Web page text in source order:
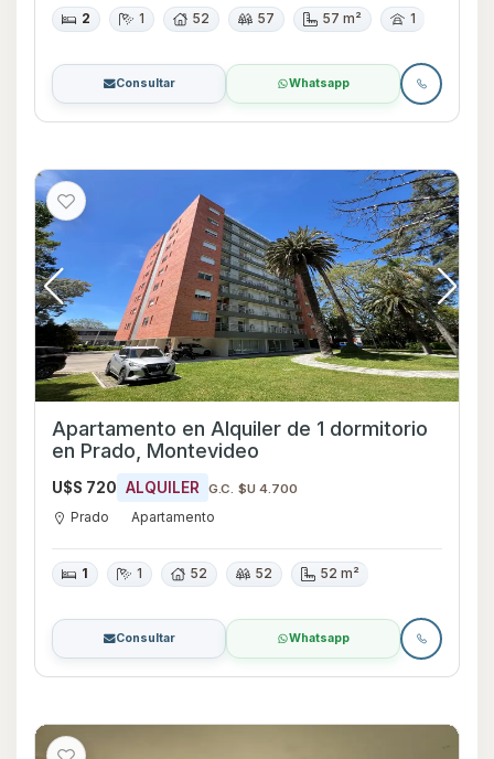
2 1 52 57 57 m² 1
Consultar Whatsapp
Apartamento en Alquiler de 1 dormitorio
en Prado, Montevideo
U$S 720 ALQUILER G.C. $U 4.700
Prado Apartamento
1 1 52 52 52 m²
Consultar Whatsapp